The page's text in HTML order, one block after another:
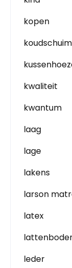
kopen
koudschuim
kwaliteit
kwantum
laag
lage
lakens
larson
latex
leder